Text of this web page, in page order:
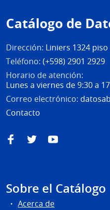
de
página
Catálogo de
Dirección: Liniers 1324 piso
Teléfono: (+598) 2901 2929
Horario de atención:
Lunes a viernes de 9:30 a
Correo electrónico:
Contacto
FacebookTwitterYouTube
Sobre el Catálogo
Acerca de